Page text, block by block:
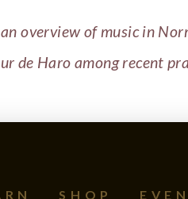
overview of music in
de Haro among recent
SHOP